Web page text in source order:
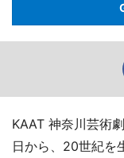
KAAT 神奈川芸術
日から、20世紀を